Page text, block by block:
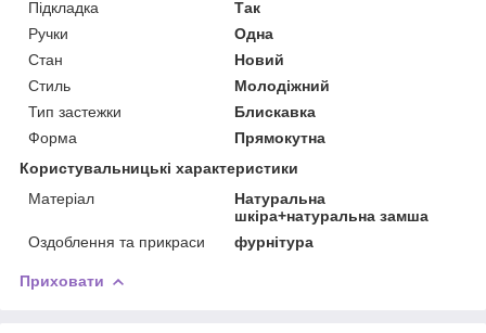
Підкладка
Так
Ручки
Одна
Стан
Новий
Стиль
Молодіжний
Тип застежки
Блискавка
Форма
Прямокутна
Користувальницькі характеристики
Матеріал
Натуральна
шкіра+натуральна замша
Оздоблення та прикраси
фурнітура
Приховати